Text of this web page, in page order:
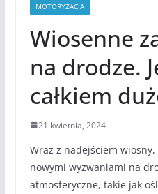
MOTORYZACJA
Wiosenne
na drodze.
całkiem
21 kwietnia, 2024
Wraz z nadejściem
nowymi wyzwaniami na
atmosferyczne, takie jak